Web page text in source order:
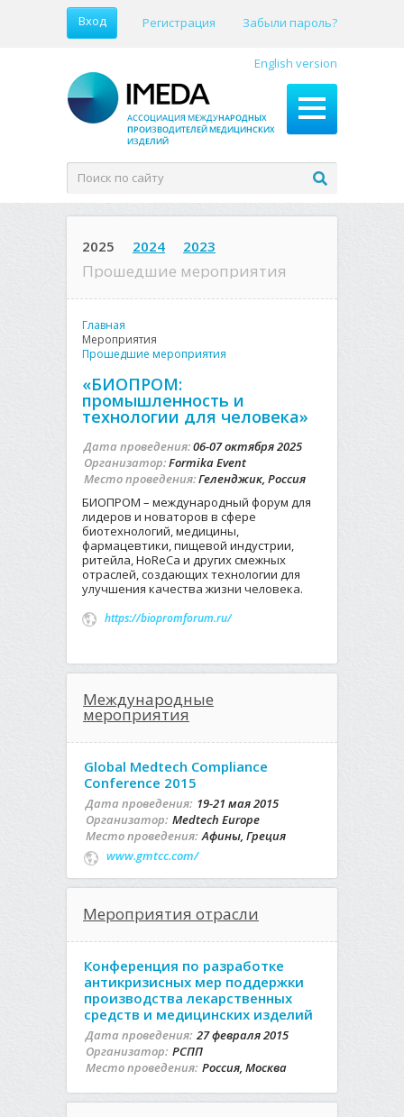
Вход Регистрация Забыли пароль?
English version
2025 2024 2023
Прошедшие мероприятия
Главная
Мероприятия
Прошедшие мероприятия
«БИОПРОМ:
промышленность и
технологии для человека»
Дата проведения:06-07 октября 2025
Организатор:Formika Event
Место проведения:Геленджик, Россия
БИОПРОМ – международный форум для
лидеров и новаторов в сфере
биотехнологий, медицины,
фармацевтики, пищевой индустрии,
ритейла, HoReCa и других смежных
отраслей, создающих технологии для
улучшения качества жизни человека.
https://biopromforum.ru/
Международные
мероприятия
Global Medtech Compliance
Conference 2015
Дата проведения: 19-21 мая 2015
Организатор: Medtech Europe
Место проведения: Афины, Греция
www.gmtcc.com/
Мероприятия отрасли
Конференция по разработке
антикризисных мер поддержки
производства лекарственных
средств и медицинских изделий
Дата проведения: 27 февраля 2015
Организатор: РСПП
Место проведения: Россия, Москва